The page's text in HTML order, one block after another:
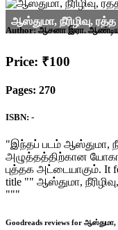
Author:ஆசனா இரா.
Price: ₹100
Pages: 270
ISBN: -
"இந்தப் படம் ஆஸ்துமா,
அழுத்தத்திற்கான
புத்தக அட்டையாகும். It
title "" ஆஸ்துமா,
"""
Goodreads reviews for